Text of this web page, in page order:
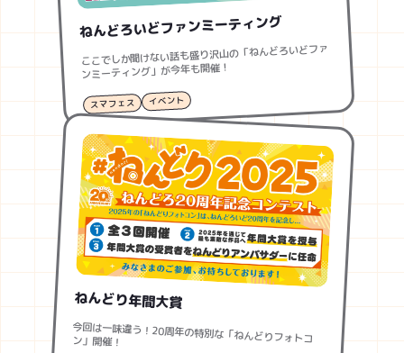
ねんどろいどファンミーティング
ここでしか聞けない話も盛り沢山の「ねんどろいどファ
ンミーティング」が今年も開催！
スマフェス イベント
ねんどり年間大賞
今回は一味違う！20周年の特別な「ねんどりフォトコン」開催！